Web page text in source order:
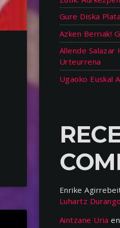
Gure Diska
Azken Berriak!
Allende Salazar
Urteurrena
Ugaoko Euskal
Enrike
Luhartz
Aintzane Uria en